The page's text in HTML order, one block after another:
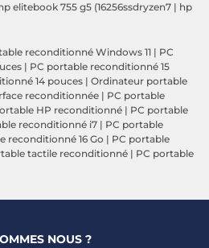
elitebook 755 g5 (16256ssdryzen7 | hp
reconditionné Windows 11 | PC
| PC portable reconditionné 15
14 pouces | Ordinateur portable
reconditionnée | PC portable
HP reconditionné | PC portable
reconditionné i7 | PC portable
reconditionné 16 Go | PC portable
tactile reconditionné | PC portable
NOUS ?